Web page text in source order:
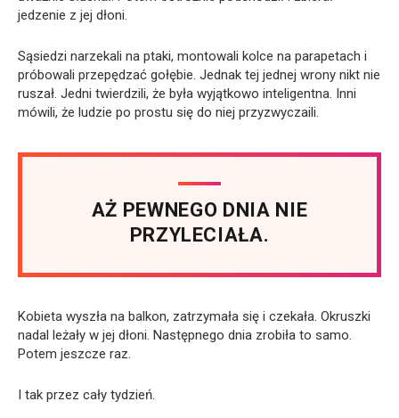
jedzenie z jej dłoni.
Sąsiedzi narzekali na ptaki, montowali kolce na parapetach i
próbowali przepędzać gołębie. Jednak tej jednej wrony nikt nie
ruszał. Jedni twierdzili, że była wyjątkowo inteligentna. Inni
mówili, że ludzie po prostu się do niej przyzwyczaili.
AŻ PEWNEGO DNIA NIE
PRZYLECIAŁA.
Kobieta wyszła na balkon, zatrzymała się i czekała. Okruszki
nadal leżały w jej dłoni. Następnego dnia zrobiła to samo.
Potem jeszcze raz.
I tak przez cały tydzień.